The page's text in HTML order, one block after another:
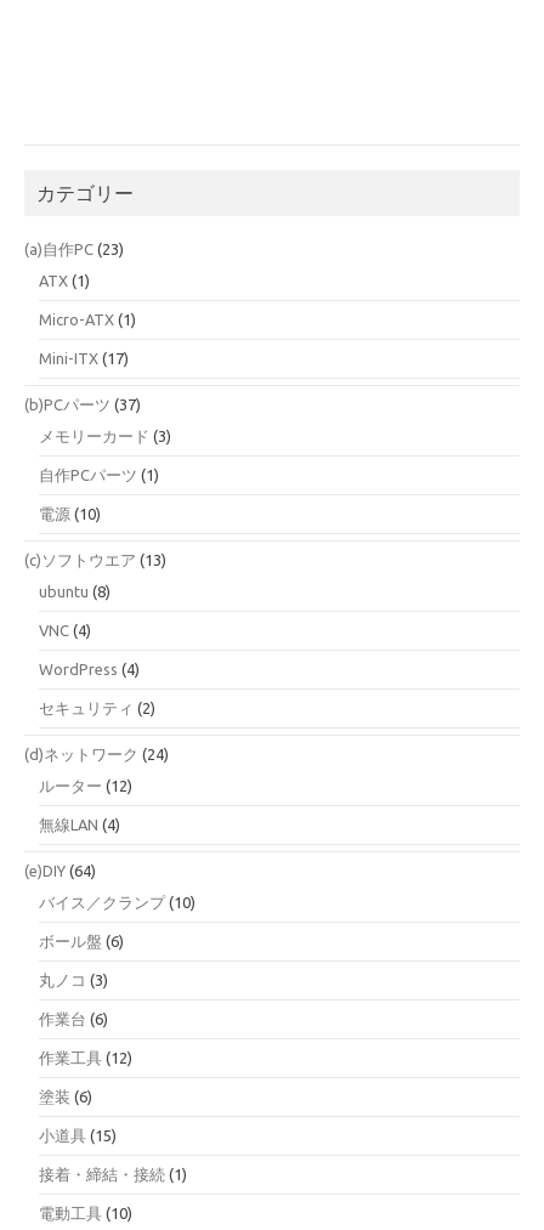
カテゴリー
(a)自作PC (23)
ATX (1)
Micro-ATX (1)
Mini-ITX (17)
(b)PCパーツ (37)
メモリーカード (3)
自作PCパーツ (1)
電源 (10)
(c)ソフトウエア (13)
ubuntu (8)
VNC (4)
WordPress (4)
セキュリティ (2)
(d)ネットワーク (24)
ルーター (12)
無線LAN (4)
(e)DIY (64)
バイス／クランプ(10)
ボール盤 (6)
丸ノコ (3)
作業台 (6)
作業工具 (12)
塗装 (6)
小道具 (15)
接着・締結・接続 (1)
電動工具 (10)